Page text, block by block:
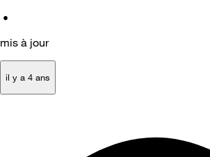
•
mis à jour
il y a 4 ans